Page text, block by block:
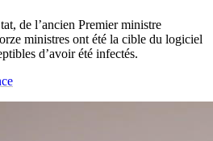
de l’ancien Premier ministre
ministres ont été la cible du logiciel
d’avoir été infectés.